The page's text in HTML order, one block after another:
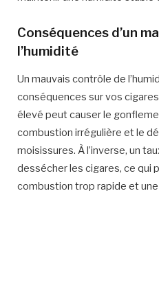
Conséquences d’un
l’humidité
Un mauvais contrôle de
conséquences sur vos
élevé peut causer le
combustion irrégulière et le
moisissures. À l’inverse, un
dessécher les cigares, ce qui
combustion trop rapide et